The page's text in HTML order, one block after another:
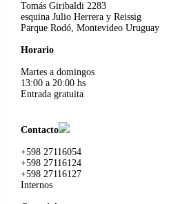
Tomás Giribaldi 2283
esquina Julio Herrera y Reissig
Parque Rodó, Montevideo Uruguay
Horario
Martes a domingos
13:00 a 20:00 hs
Entrada gratuita
Contacto
+598 27116054
+598 27116124
+598 27116127
Internos